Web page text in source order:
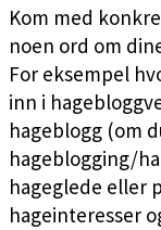
Kom med
noen ord om
For eksempel
inn i
hageblogg (om
hageblogging/
hageglede eller
hageinteresser